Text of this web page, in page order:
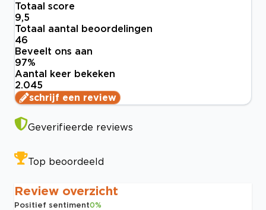
Totaal score
9,5
Totaal aantal beoordelingen
46
Beveelt ons aan
97%
Aantal keer bekeken
2.045
schrijf een review
Geverifieerde reviews
Top beoordeeld
Review overzicht
Positief sentiment0%